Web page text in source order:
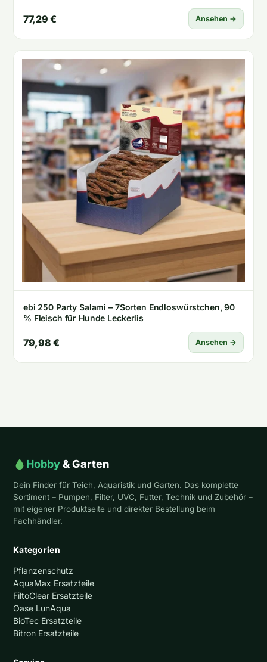
77,29 € Ansehen →
ebi 250 Party Salami – 7Sorten Endloswürstchen, 90
% Fleisch für Hunde Leckerlis
79,98 € Ansehen →
Hobby& Garten
Dein Finder für Teich, Aquaristik und Garten. Das komplette
Sortiment – Pumpen, Filter, UVC, Futter, Technik und Zubehör –
mit eigener Produktseite und direkter Bestellung beim
Fachhändler.
Kategorien
Pflanzenschutz
AquaMax Ersatzteile
FiltoClear Ersatzteile
Oase LunAqua
BioTec Ersatzteile
Bitron Ersatzteile